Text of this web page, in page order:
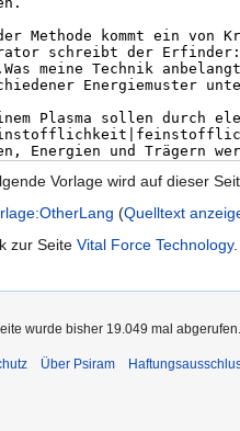
Vorlage wird auf dieser
(Quelltext
zur Seite Vital Force Technology.
wurde bisher 19.049 mal abgerufen.
Über Psiram